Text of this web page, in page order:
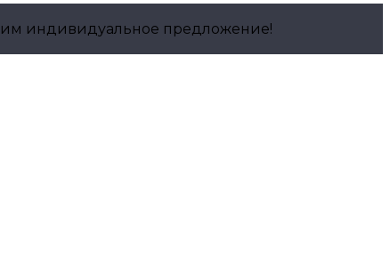
индивидуальное предложение!